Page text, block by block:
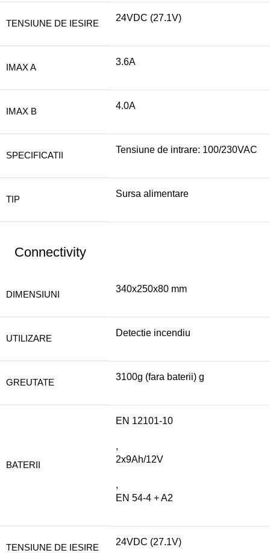
TENSIUNE DE IESIRE
24VDC (27.1V)
IMAX A
3.6A
IMAX B
4.0A
SPECIFICATII
Tensiune de intrare: 100/230VAC
TIP
Sursa alimentare
Connectivity
DIMENSIUNI
340x250x80 mm
UTILIZARE
Detectie incendiu
GREUTATE
3100g (fara baterii) g
BATERII
EN 12101-10
,
2x9Ah/12V
,
EN 54-4 + A2
TENSIUNE DE IESIRE
24VDC (27.1V)